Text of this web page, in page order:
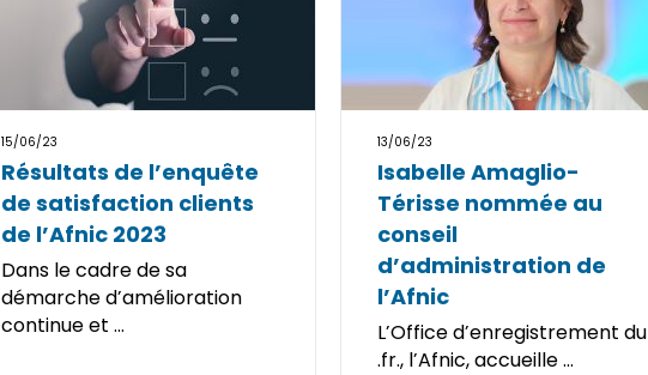
15/06/23
Résultats de l’enquête
de satisfaction clients
de l’Afnic 2023
Dans le cadre de sa
démarche d’amélioration
continue et ...
13/06/23
Isabelle Amaglio-
Térisse nommée au
conseil
d’administration de
l’Afnic
L’Office d’enregistrement du
.fr., l’Afnic, accueille ...